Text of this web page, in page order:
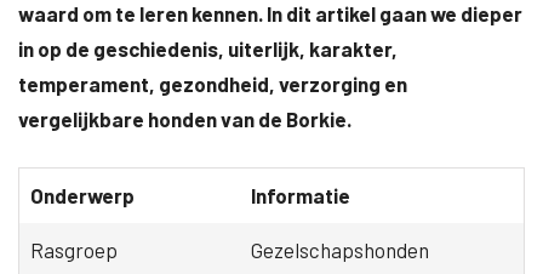
waard om te leren kennen. In dit artikel gaan we dieper
in op de geschiedenis, uiterlijk, karakter,
temperament, gezondheid, verzorging en
vergelijkbare honden van de Borkie.
Onderwerp Informatie
Rasgroep Gezelschapshonden